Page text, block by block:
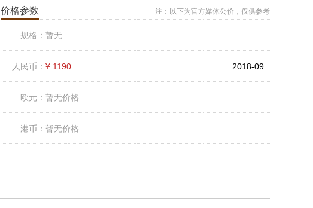
价格参数 注：以下为官方媒体公价，仅供参考
规格： 暂无
人民币： ¥ 1190 2018-09
欧元： 暂无价格
港币： 暂无价格